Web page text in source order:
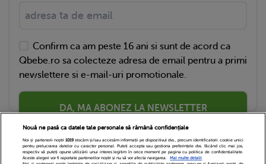
Confirm ca am peste 16 ani si sunt de acord ca
Qbebe.ro sa colecteze adresa de email pentru a primi
newslettere si e-mail-uri promotionale.
DA, MA ABONEZ LA NEWSLETTER
Nouă ne pasă ca datele tale personale să rămână confidențiale
Noi și partenerii noștri 1019stocăm și/sau accesăm informații pe dispozitivul dvs., precum identificatorii cookie unici
pentru prelucrarea datelor cu caracter personal. Puteți accepta sau gestiona preferințele dvs. făcând clic mai jos,
respectiv vă puteți opune utilizării unui interes legitim în orice moment pe pagina cu politica de confidențialitate.
Aceste alegeri vor fi raportate partenerilor noștri și nu vă vor afecta navigarea.
Mai multe detalii